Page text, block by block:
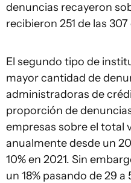
denuncias recayeron
recibieron 251 de las
El segundo tipo de
mayor cantidad de
administradoras de
proporción de
empresas sobre el total
anualmente desde un
10% en 2021. Sin
un 18% pasando de 29 a